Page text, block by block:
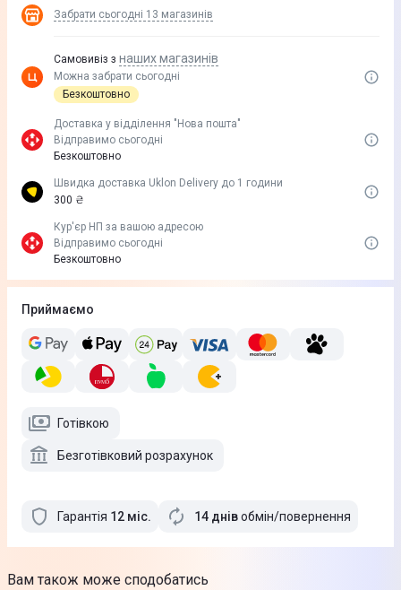
Забрати сьогодні 13 магазинів
Самовивіз з наших магазинів
Можна забрати сьогодні
Безкоштовно
Доставка у вiддiлення "Нова пошта"
Відправимо сьогодні
Безкоштовно
Швидка доставка Uklon Delivery до 1 години
300 ₴
Кур'єр НП за вашою адресою
Відправимо сьогодні
Безкоштовно
Приймаємо
Готівкою
Безготівковий розрахунок
Гарантія 12 міс. 14 днівобмін/повернення
Вам також може сподобатись